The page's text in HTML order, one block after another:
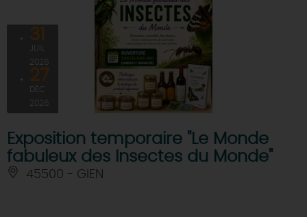
31
2026
27
DÉC
2026
Exposition temporaire "Le Monde
fabuleux des Insectes du Monde"
45500 - GIEN